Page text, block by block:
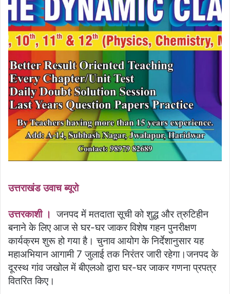
उत्तराखंड उवाच ब्यूरो
उत्तरकाशी । जनपद में मतदाता सूची को शुद्ध और त्रुटिहीन
बनाने के लिए आज से घर-घर जाकर विशेष गहन पुनरीक्षण
कार्यक्रम शुरू हो गया है। चुनाव आयोग के निर्देशानुसार यह
महाअभियान आगामी 7 जुलाई तक निरंतर जारी रहेगा।जनपद के
दूरस्थ गांव जखोल में बीएलओ द्वारा घर-घर जाकर गणना प्रपत्र
वितरित किए।